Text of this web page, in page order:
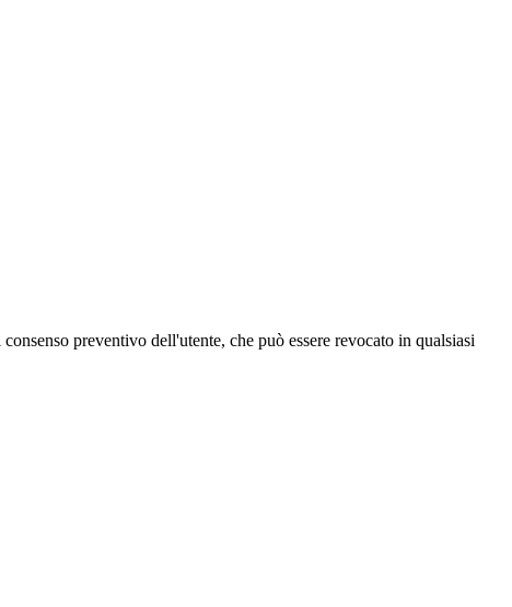
preventivo dell'utente, che può essere revocato in qualsiasi